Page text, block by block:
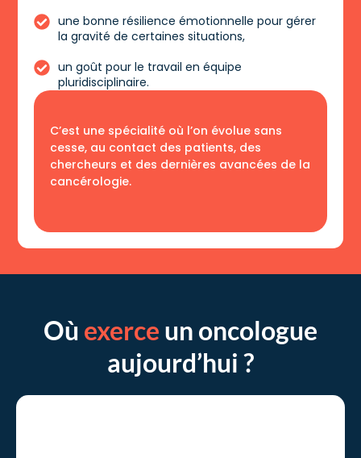
une bonne résilience émotionnelle pour gérer
la gravité de certaines situations,
un goût pour le travail en équipe
pluridisciplinaire.
C’est une spécialité où l’on évolue sans
cesse, au contact des patients, des
chercheurs et des dernières avancées de la
cancérologie.
Où exerce un oncologue
aujourd’hui ?